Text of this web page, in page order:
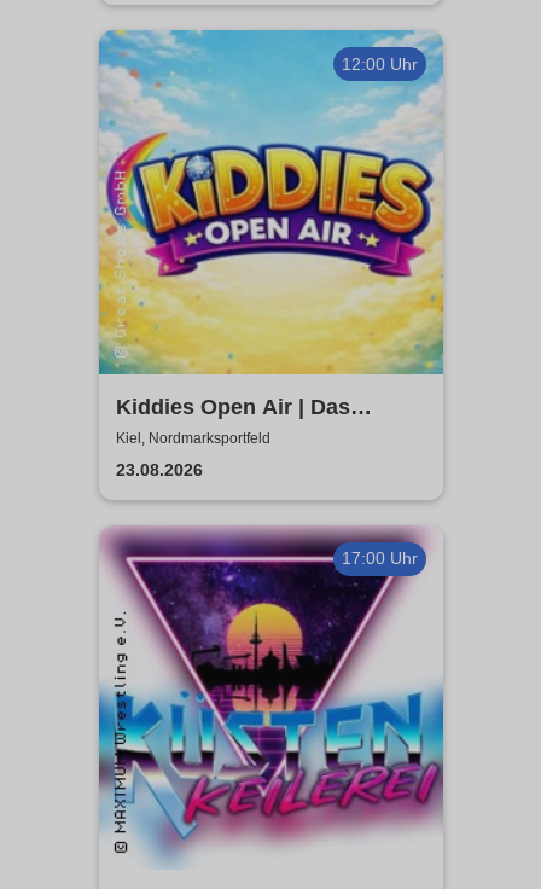
12:00 Uhr
Kiddies Open Air | Das
Kinder- & Familienfestival in
Kiel
Kiel, Nordmarksportfeld
23.08.2026
17:00 Uhr